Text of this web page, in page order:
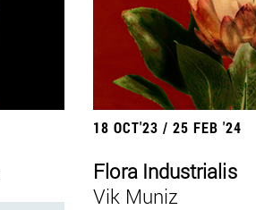
18 OCT'23 / 25 FEB '24
Flora Industrialis
Vik Muniz